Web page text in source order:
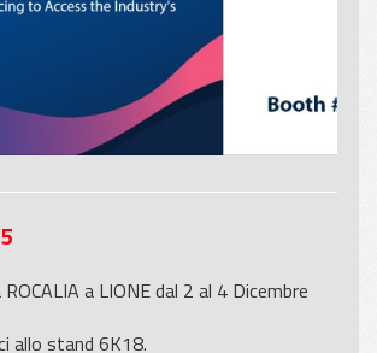
a LIONE dal 2 al 4 Dicembre
allo stand 6K18.